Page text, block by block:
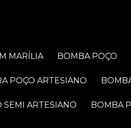
MARÍLIA BOMBA POÇO
POÇO ARTESIANO
SEMI ARTESIANO BOMBA